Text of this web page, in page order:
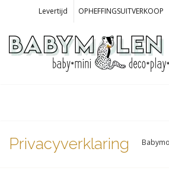
Levertijd OPHEFFINGSUITVERKOOP
Privacyverklaring